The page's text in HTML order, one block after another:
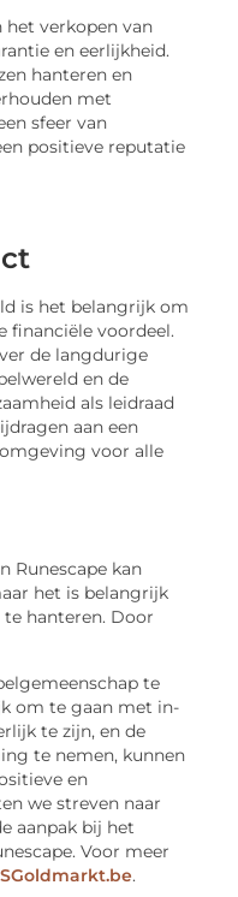
het verkopen van
en eerlijkheid.
hanteren en
met
sfeer van
positieve reputatie
is het belangrijk om
financiële voordeel.
de langdurige
en de
als leidraad
aan een
voor alle
Runescape kan
het is belangrijk
hanteren. Door
te
om te gaan met in-
te zijn, en de
te nemen, kunnen
en
we streven naar
aanpak bij het
Voor meer
.